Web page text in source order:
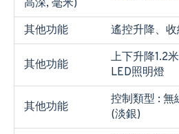
高深, 毫米)
其他功能 遙控升降、
其他功能
上下升降1.2
LED照明燈
其他功能
控制類型 : 無
(淡銀)